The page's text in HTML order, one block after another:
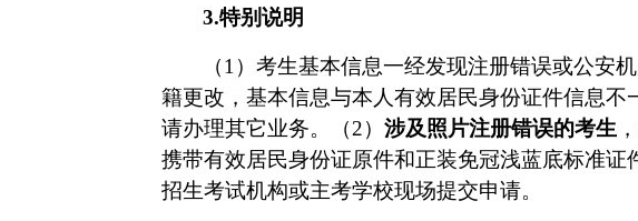
3.特别说明
（1）考生基本信息一经发现注册错误或公安
籍更改，基本信息与本人有效居民身份证件信息不
请办理其它业务。（2） 涉及照片注册错误的考生
携带有效居民身份证原件和正装免冠浅蓝底标准证
招生考试机构或主考学校现场提交申请。